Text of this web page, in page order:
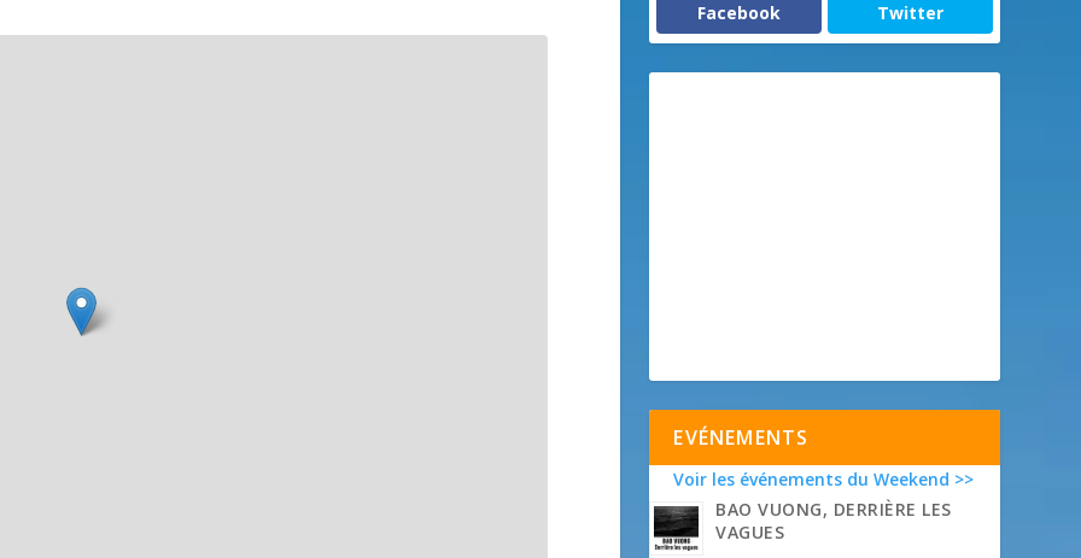
Facebook Twitter
EVÉNEMENTS
Voir les événements du Weekend >>
BAO VUONG, DERRIÈRE LES
VAGUES